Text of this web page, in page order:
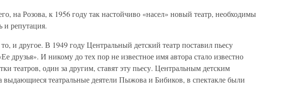
на Розова, к 1956 году так настойчиво «насел» новый театр, необходимы
и репутация.
и другое. В 1949 году Центральный детский театр поставил пьесу
друзья». И никому до тех пор не известное имя автора стало известно
театров, один за другим, ставят эту пьесу. Центральным детским
выдающиеся театральные деятели Пыжова и Бибиков, в спектакле были